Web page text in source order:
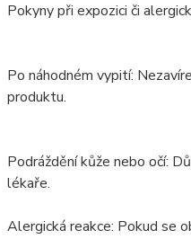
Pokyny při expozici či
Po náhodném vypití:
produktu.
Podráždění kůže nebo očí:
lékaře.
Alergická reakce: Pokud se